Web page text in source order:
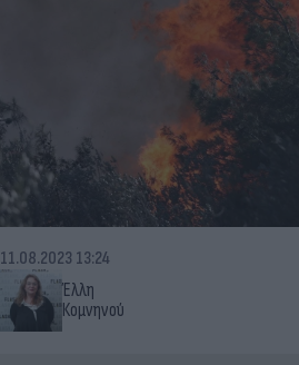
Έλλη
Κομνηνού
11.08.2023 13:24